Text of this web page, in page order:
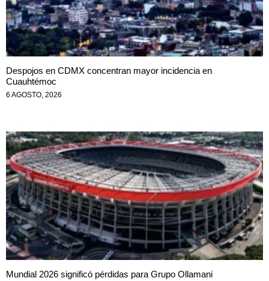
Despojos en CDMX concentran mayor incidencia en
Cuauhtémoc
6 AGOSTO, 2026
Mundial 2026 significó pérdidas para Grupo Ollamani